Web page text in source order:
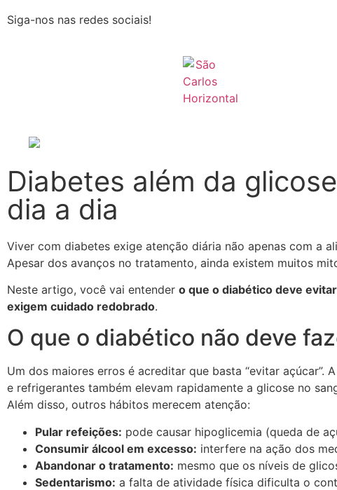
Siga-nos nas redes sociais!
Diabetes além da
dia a dia
Viver com diabetes exige atenção diária não apenas com a
Apesar dos avanços no tratamento, ainda existem muitos
Neste artigo, você vai entender o que o diabético deve evitar
exigem cuidado redobrado.
O que o diabético não deve
Um dos maiores erros é acreditar que basta “evitar açúcar”.
e refrigerantes também elevam rapidamente a glicose no
Além disso, outros hábitos merecem atenção:
Pular refeições: pode causar hipoglicemia (queda de
Consumir álcool em excesso: interfere na ação dos
Abandonar o tratamento: mesmo que os níveis de
Sedentarismo: a falta de atividade física dificulta o